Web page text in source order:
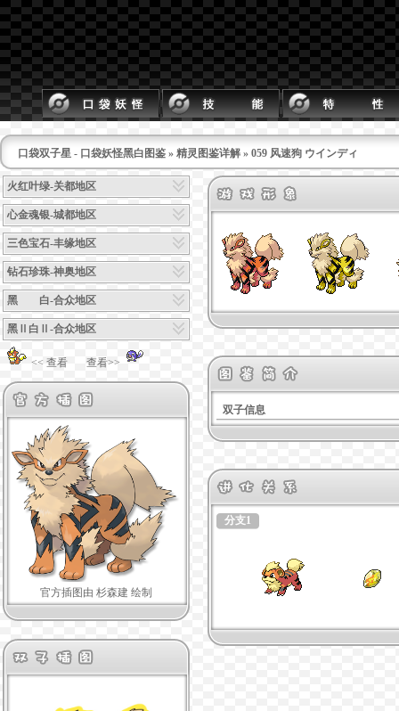
口袋双子星 - 口袋妖怪黑白图鉴 » 精灵图鉴详解 » 059 风速狗 ウインディ
火红叶绿-关都地区
心金魂银-城都地区
三色宝石-丰缘地区
钻石珍珠-神奥地区
黑 白-合众地区
黑Ⅱ白Ⅱ-合众地区
<< 查看 查看>>
官方插图由 杉森建 绘制
双子信息
分支1